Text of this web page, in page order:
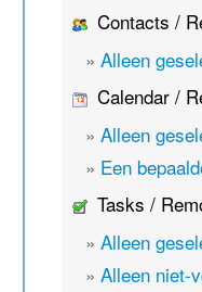
Contacts /
»Alleen
Calendar /
»Alleen
» Een
Tasks /
»Alleen
»Alleen niet-